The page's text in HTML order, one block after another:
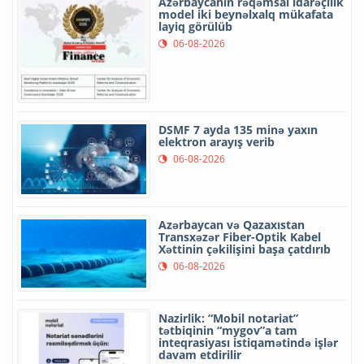
model iki beynəlxalq mükafata
layiq görülüb
06-08-2026
DSMF 7 ayda 135 minə yaxın
elektron arayış verib
06-08-2026
Azərbaycan və Qazaxıstan
Transxəzər Fiber-Optik Kabel
Xəttinin çəkilişini başa çatdırıb
06-08-2026
Nazirlik: “Mobil notariat”
tətbiqinin “mygov”a tam
inteqrasiyası istiqamətində işlər
davam etdirilir